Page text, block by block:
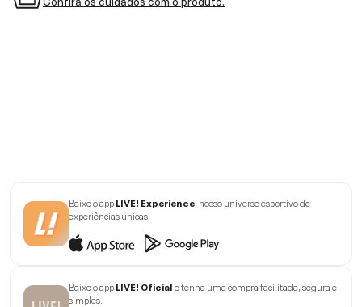
Baixe o appLIVE! Experience , nosso universo esportivo de
experiências únicas.
Baixe o appLIVE! Oficiale tenha uma compra facilitada, segura e
simples.